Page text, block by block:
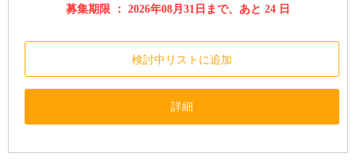
募集期限 ： 2026年08月31日まで、あと 24 日
検討中リストに追加
詳細